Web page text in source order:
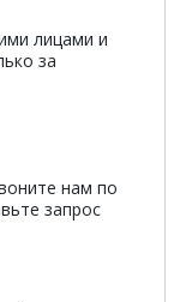
лицами и
за
нам по
запрос